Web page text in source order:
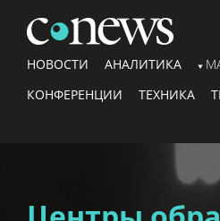
НОВОСТИ АНАЛИТИКА
КОНФЕРЕНЦИИ
ТЕХНИКА